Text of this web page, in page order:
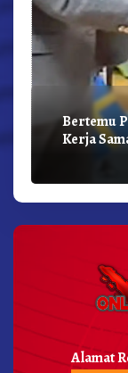
Bertemu
Kerja
Alamat